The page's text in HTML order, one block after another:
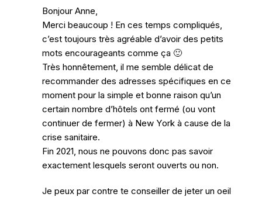
Bonjour Anne,
Merci beaucoup ! En ces temps compliqués,
c’est toujours très agréable d’avoir des petits
mots encourageants comme ça 🙂
Très honnêtement, il me semble délicat de
recommander des adresses spécifiques en ce
moment pour la simple et bonne raison qu’un
certain nombre d’hôtels ont fermé (ou vont
continuer de fermer) à New York à cause de la
crise sanitaire.
Fin 2021, nous ne pouvons donc pas savoir
exactement lesquels seront ouverts ou non.
Je peux par contre te conseiller de jeter un oeil